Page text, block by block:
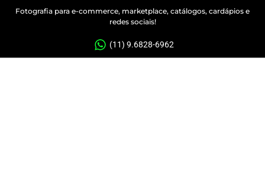
Fotografia para e-commerce, marketplace, catálogos, cardápios e
redes sociais!
(11) 9.6828-6962